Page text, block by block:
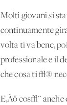
Molti giovani si
continuamente
volta ti va bene,
professionale e il
che cosa ti √®
E‚Äô cos√¨